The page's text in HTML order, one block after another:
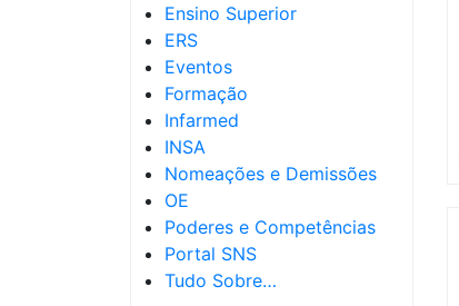
Ensino Superior
ERS
Eventos
Formação
Infarmed
INSA
Nomeações e Demissões
OE
Poderes e Competências
Portal SNS
Tudo Sobre…